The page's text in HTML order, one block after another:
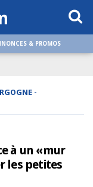
& PROMOS
-
à un «mur
les petites